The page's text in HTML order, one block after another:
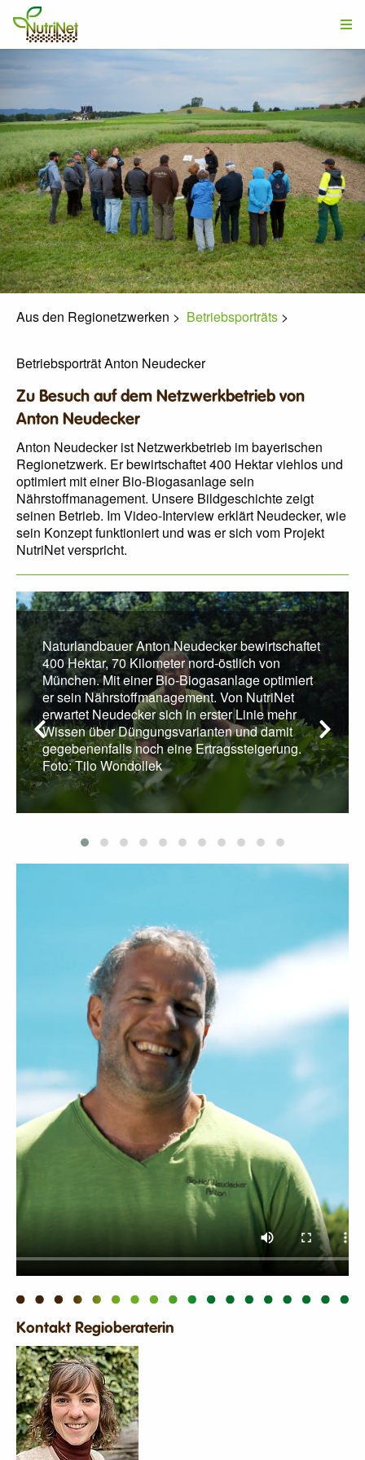
Aus den Regionetzwerken > Betriebsporträts >
Betriebsporträt Anton Neudecker
Zu Besuch auf dem Netzwerkbetrieb von
Anton Neudecker
Anton Neudecker ist Netzwerkbetrieb im bayerischen
Regionetzwerk. Er bewirtschaftet 400 Hektar viehlos und
optimiert mit einer Bio-Biogasanlage sein
Nährstoffmanagement. Unsere Bildgeschichte zeigt
seinen Betrieb. Im Video-Interview erklärt Neudecker, wie
sein Konzept funktioniert und was er sich vom Projekt
NutriNet verspricht.
Naturlandbauer Anton Neudecker bewirtschaftet
400 Hektar, 70 Kilometer nord-östlich von
München. Mit einer Bio-Biogasanlage optimiert
er sein Nährstoffmanagement. Von NutriNet
erwartet Neudecker sich in erster Linie mehr
Wissen über Düngungsvarianten und damit
gegebenenfalls noch eine Ertragssteigerung.
Foto: Tilo Wondollek
Kontakt Regioberaterin